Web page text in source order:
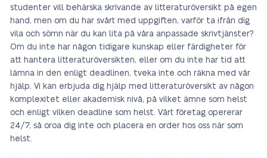
studenter vill behärska skrivande av litteraturöversikt på egen
hand, men om du har svårt med uppgiften, varför ta ifrån dig
vila och sömn när du kan lita på våra anpassade skrivtjänster?
Om du inte har någon tidigare kunskap eller färdigheter för
att hantera litteraturöversikten, eller om du inte har tid att
lämna in den enligt deadlinen, tveka inte och räkna med vår
hjälp. Vi kan erbjuda dig hjälp med litteraturöversikt av någon
komplexitet eller akademisk nivå, på vilket ämne som helst
och enligt vilken deadline som helst. Vårt företag opererar
24/7, så oroa dig inte och placera en order hos oss när som
helst.